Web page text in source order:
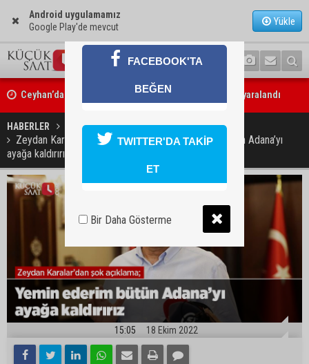
Android uygulamamız
Google Play'de mevcut
Yükle
Ceyhan’da yangına giden itfaiye aracı devrildi: 3 kişi yaralandı
Çukurova Belediye Başkanı Emrah Kozay CHP’den ayrıldığını
HABERLER GÜNDEM
Zeydan Karalar’dan şok açıklama; Yemin ederim bütün Adana’yı
ayağa kaldırırız
15:05 18 Ekim 2022
FACEBOOK'TA
BEĞEN
TWITTER'DA TAKİP
ET
Bir Daha Gösterme